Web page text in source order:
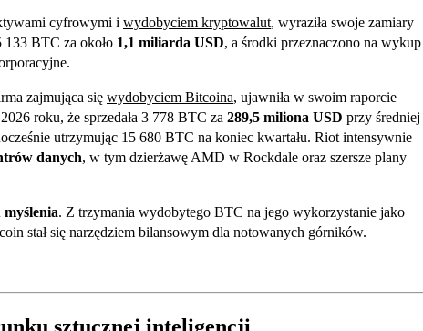
cyfrowymi i wydobyciem kryptowalut, wyraziła swoje zamiary
133 BTC za około 1,1 miliarda USD, a środki przeznaczono na wykup
zajmująca się wydobyciem Bitcoina, ujawniła w swoim raporcie
roku, że sprzedała 3 778 BTC za 289,5 miliona USD przy średniej
utrzymując 15 680 BTC na koniec kwartału. Riot intensywnie
danych, w tym dzierżawę AMD w Rockdale oraz szersze plany
myślenia. Z trzymania wydobytego BTC na jego wykorzystanie jako
stał się narzędziem bilansowym dla notowanych górników.